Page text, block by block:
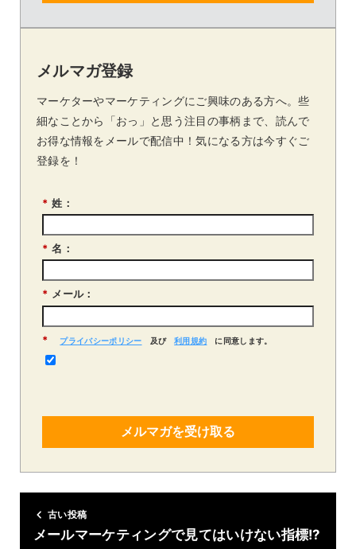
メルマガ登録
マーケターやマーケティングにご興味のある方へ。些
細なことから「おっ」と思う注目の事柄まで、読んで
お得な情報をメールで配信中！気になる方は今すぐご
登録を！
* 姓：
* 名：
* メール：
* プライバシーポリシー 及び 利用規約 に同意します。
メルマガを受け取る
古い投稿
メールマーケティングで見てはいけない指標!?